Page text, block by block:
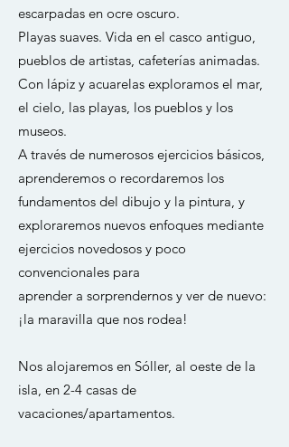
escarpadas en ocre oscuro.
Playas suaves. Vida en el casco antiguo,
pueblos de artistas, cafeterías animadas.
Con lápiz y acuarelas exploramos el mar,
el cielo, las playas, los pueblos y los
museos.
A través de numerosos ejercicios básicos,
aprenderemos o recordaremos los
fundamentos del dibujo y la pintura, y
exploraremos nuevos enfoques mediante
ejercicios novedosos y poco
convencionales para
aprender a sorprendernos y ver de nuevo:
¡la maravilla que nos rodea!
Nos alojaremos en Sóller, al oeste de la
isla, en 2-4 casas de
vacaciones/apartamentos.